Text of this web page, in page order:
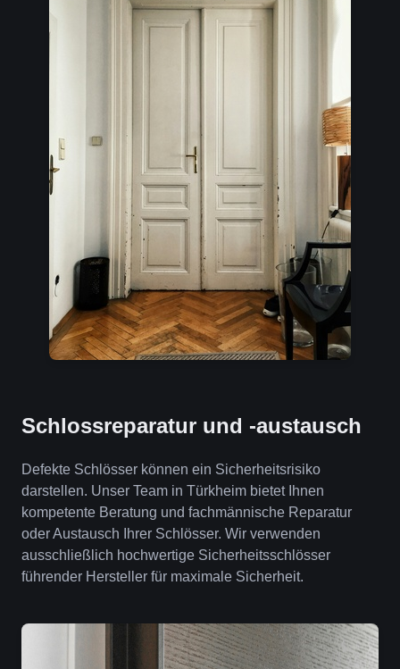
Schlossreparatur und -austausch
Defekte Schlösser können ein Sicherheitsrisiko
darstellen. Unser Team in Türkheim bietet Ihnen
kompetente Beratung und fachmännische Reparatur
oder Austausch Ihrer Schlösser. Wir verwenden
ausschließlich hochwertige Sicherheitsschlösser
führender Hersteller für maximale Sicherheit.